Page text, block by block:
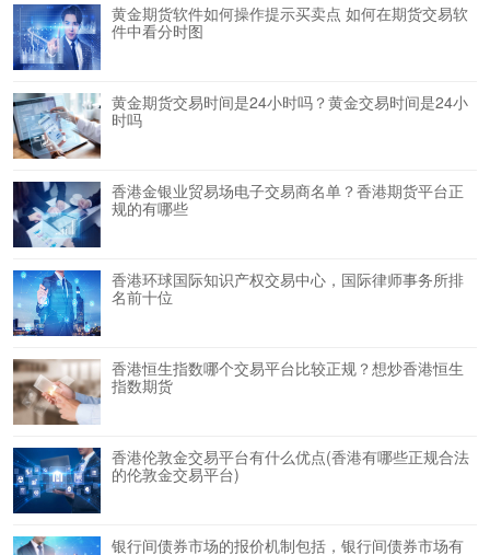
黄金期货软件如何操作提示买卖点 如何在期货交易软
件中看分时图
黄金期货交易时间是24小时吗？黄金交易时间是24小
时吗
香港金银业贸易场电子交易商名单？香港期货平台正
规的有哪些
香港环球国际知识产权交易中心，国际律师事务所排
名前十位
香港恒生指数哪个交易平台比较正规？想炒香港恒生
指数期货
香港伦敦金交易平台有什么优点(香港有哪些正规合法
的伦敦金交易平台)
银行间债券市场的报价机制包括，银行间债券市场有